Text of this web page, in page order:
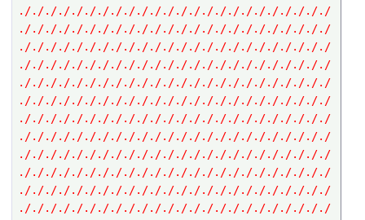
././././././././././././././././././././././././
././././././././././././././././././././././././
././././././././././././././././././././././././
././././././././././././././././././././././././
././././././././././././././././././././././././
././././././././././././././././././././././././
././././././././././././././././././././././././
././././././././././././././././././././././././
././././././././././././././././././././././././
././././././././././././././././././././././././
././././././././././././././././././././././././
././././././././././././././././././././././././